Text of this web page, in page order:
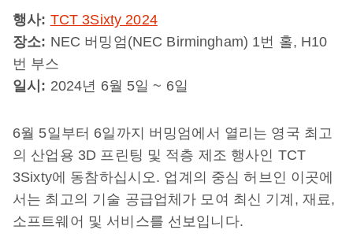
행사: TCT 3Sixty 2024
장소: NEC 버밍엄(NEC Birmingham) 1번 홀, H10
번 부스
일시: 2024년 6월 5일 ~ 6일
6월 5일부터 6일까지 버밍엄에서 열리는 영국 최고
의 산업용 3D 프린팅 및 적층 제조 행사인 TCT
3Sixty에 동참하십시오. 업계의 중심 허브인 이곳에
서는 최고의 기술 공급업체가 모여 최신 기계, 재료,
소프트웨어 및 서비스를 선보입니다.